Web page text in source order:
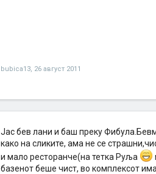
bubica13, 26 август 2011
Jaс бев лани и баш преку
како на сликите, ама не се
и мало ресторанче(на тетка Руља
базенот беше чист, во комплексот